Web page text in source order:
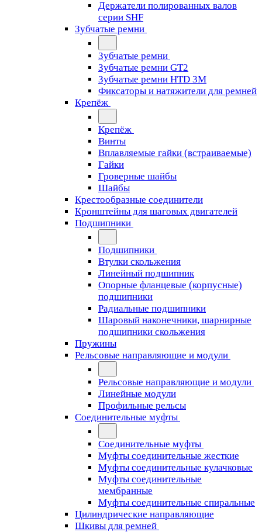
Держатели полированных валов
серии SHF
Зубчатые ремни
Зубчатые ремни
Зубчатые ремни GT2
Зубчатые ремни HTD 3M
Фиксаторы и натяжители для ремней
Крепёж
Крепёж
Винты
Вплавляемые гайки (встраиваемые)
Гайки
Гроверные шайбы
Шайбы
Крестообразные соединители
Кронштейны для шаговых двигателей
Подшипники
Подшипники
Втулки скольжения
Линейный подшипник
Опорные фланцевые (корпусные)
подшипники
Радиальные подшипники
Шаровый наконечники, шарнирные
подшипники скольжения
Пружины
Рельсовые направляющие и модули
Рельсовые направляющие и модули
Линейные модули
Профильные рельсы
Соединительные муфты
Соединительные муфты
Муфты соединительные жесткие
Муфты соединительные кулачковые
Муфты соединительные
мембранные
Муфты соединительные спиральные
Цилиндрические направляющие
Шкивы для ремней